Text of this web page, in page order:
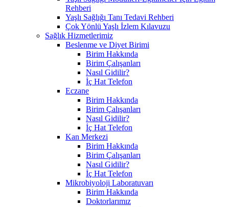
Rehberi
Yaşlı Sağlığı Tanı Tedavi Rehberi
Çok Yönlü Yaşlı İzlem Kılavuzu
Sağlık Hizmetlerimiz
Beslenme ve Diyet Birimi
Birim Hakkında
Birim Çalışanları
Nasıl Gidilir?
İç Hat Telefon
Eczane
Birim Hakkında
Birim Çalışanları
Nasıl Gidilir?
İç Hat Telefon
Kan Merkezi
Birim Hakkında
Birim Çalışanları
Nasıl Gidilir?
İç Hat Telefon
Mikrobiyoloji Laboratuvarı
Birim Hakkında
Doktorlarımız